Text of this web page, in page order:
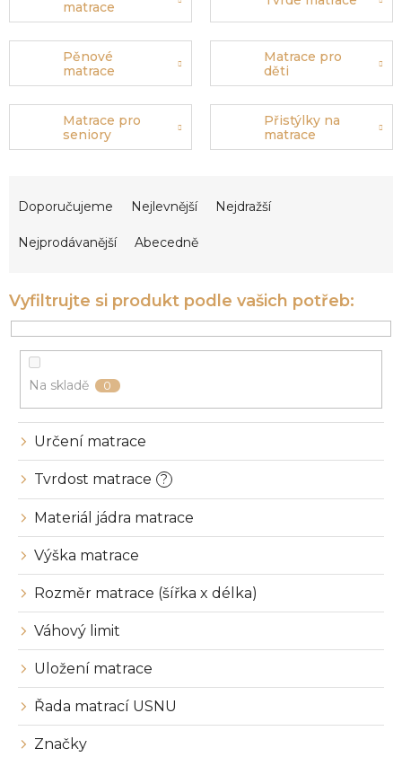
matrace
Pěnové
matrace
Matrace pro
děti
Matrace pro
seniory
Přistýlky na
matrace
p
r
o
Doporučujeme Nejlevnější Nejdražší
Nejprodávanější Abecedně
Na skladě 0
Značky
Materiál jádra matrace
Rozměr matrace (šířka x délka)
Řada matrací USNU
Tvrdost matrace ?
Uložení matrace
Určení matrace
Váhový limit
Výška matrace